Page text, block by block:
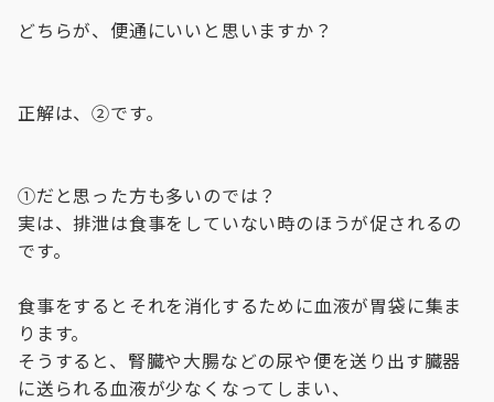
どちらが、便通にいいと思いますか？
正解は、②です。
①だと思った方も多いのでは？
実は、排泄は食事をしていない時のほうが促されるの
です。
食事をするとそれを消化するために血液が胃袋に集ま
ります。
そうすると、腎臓や大腸などの尿や便を送り出す臓器
に送られる血液が少なくなってしまい、